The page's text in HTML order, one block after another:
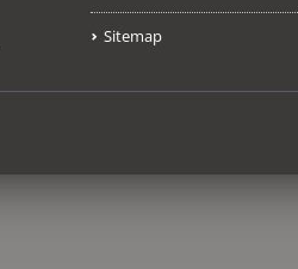
Sitemap